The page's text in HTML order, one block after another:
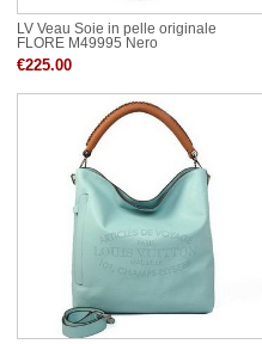
LV Veau Soie in pelle originale
FLORE M49995 Nero
€225.00